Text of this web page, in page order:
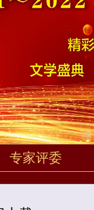
专家评委